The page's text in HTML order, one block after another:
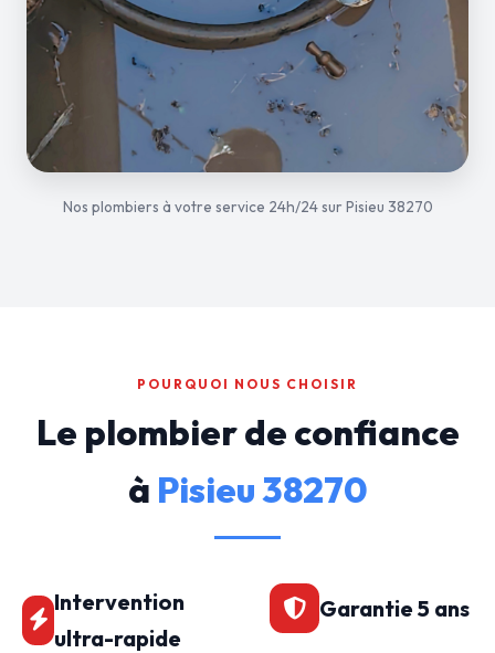
Nos plombiers à votre service 24h/24 sur Pisieu 38270
POURQUOI NOUS CHOISIR
Le plombier de confiance
à Pisieu 38270
Intervention
ultra-rapide
Garantie 5 ans